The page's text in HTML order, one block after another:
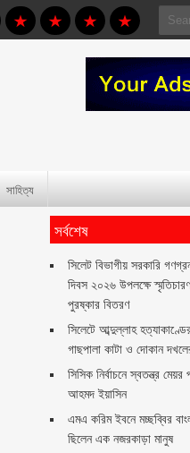
Search
for:
সাহিত্য
সর্বশেষ
সিলেট বিভাগীয় সরকারি
দিবস ২০২৬ উপলক্ষে
পুরষ্কার বিতরণ ‎ ‎
সিলেটে আব্দুল্লাহ
গাছপালা কাটা ও দোকান
সিসিক নির্বাচনে স্বতন্ত্র মেয়র
আহমদ ইয়াসিন
এমএ করিম ইবনে মচ্ছব্বির
ছিলেন এক নজরকাড়া মানুষ ‎